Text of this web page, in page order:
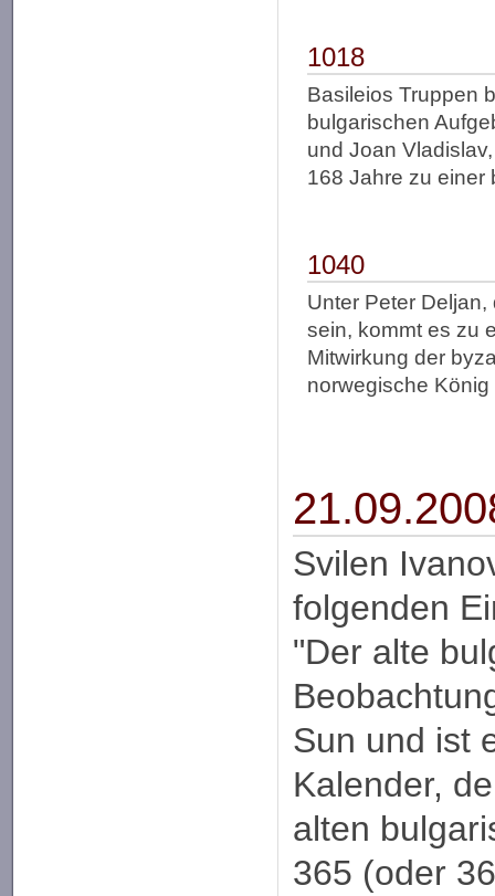
1018
Basileios Truppen
bulgarischen
und Joan
168 Jahre zu
1040
Unter Peter
sein, kommt es zu
Mitwirkung der
norwegische
Svilen
folgenden
"Der alte
Sun und ist
Kalender,
alten
365 (oder